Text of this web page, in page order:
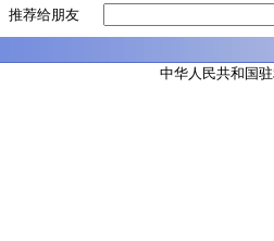
推荐给朋友
中华人民共和国